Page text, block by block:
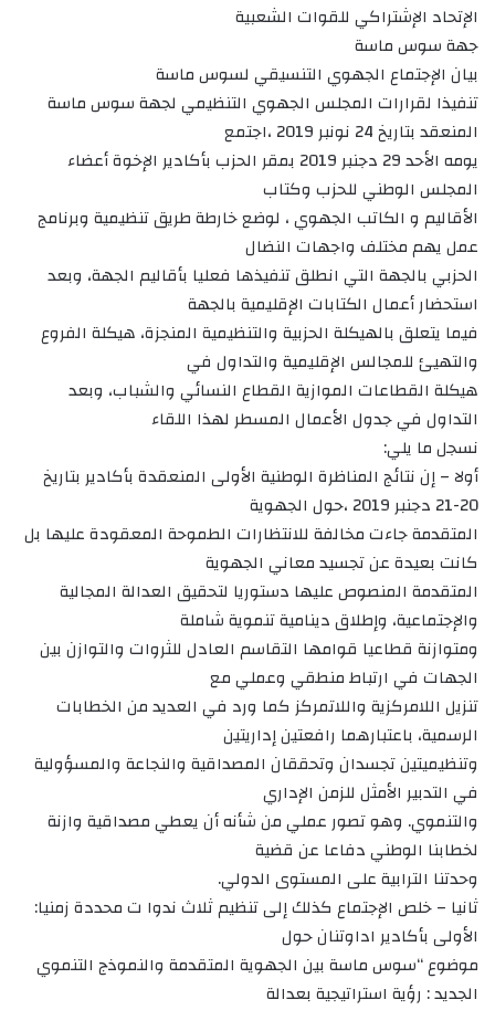
الإتحاد الإشتراكي للقوات الشعبية
جهة سوس ماسة
بيان الإجتماع الجهوي التنسيقي لسوس ماسة
تنفيذا لقرارات المجلس الجهوي التنظيمي لجهة سوس ماسة
المنعقد بتاريخ 24 نونبر 2019 ،اجتمع
يومه الأحد 29 دجنبر 2019 بمقر الحزب بأكادير الإخوة أعضاء
المجلس الوطني للحزب وكتاب
الأقاليم و الكاتب الجهوي ، لوضع خارطة طريق تنظيمية وبرنامج
عمل يهم مختلف واجهات النضال
الحزبي بالجهة التي انطلق تنفيذها فعليا بأقاليم الجهة، وبعد
استحضار أعمال الكتابات الإقليمية بالجهة
فيما يتعلق بالهيكلة الحزبية والتنظيمية المنجزة، هيكلة الفروع
والتهيئ للمجالس الإقليمية والتداول في
هيكلة القطاعات الموازية القطاع النسائي والشباب، وبعد
التداول في جدول الأعمال المسطر لهذا اللقاء
نسجل ما يلي:
أولا – إن نتائج المناظرة الوطنية الأولى المنعقدة بأكادير بتاريخ
20-21 دجنبر 2019 ،حول الجهوية
المتقدمة جاءت مخالفة للانتظارات الطموحة المعقودة عليها بل
كانت بعيدة عن تجسيد معاني الجهوية
المتقدمة المنصوص عليها دستوريا لتحقيق العدالة المجالية
والإجتماعية، وإطلاق دينامية تنموية شاملة
ومتوازنة قطاعيا قوامها التقاسم العادل للثروات والتوازن بين
الجهات في ارتباط منطقي وعملي مع
تنزيل اللامركزية واللاتمركز كما ورد في العديد من الخطابات
الرسمية، باعتبارهما رافعتين إداريتين
وتنظيميتين تجسدان وتحققان المصداقية والنجاعة والمسؤولية
في التدبير الأمثل للزمن الإداري
والتنموي. وهو تصور عملي من شأنه أن يعطي مصداقية وازنة
لخطابنا الوطني دفاعا عن قضية
وحدتنا الترابية على المستوى الدولي.
ثانيا – خلص الإجتماع كذلك إلى تنظيم ثلاث ندوا ت محددة زمنيا:
الأولى بأكادير اداوتنان حول
موضوع “سوس ماسة بين الجهوية المتقدمة والنموذج التنموي
الجديد : رؤية استراتيجية بعدالة